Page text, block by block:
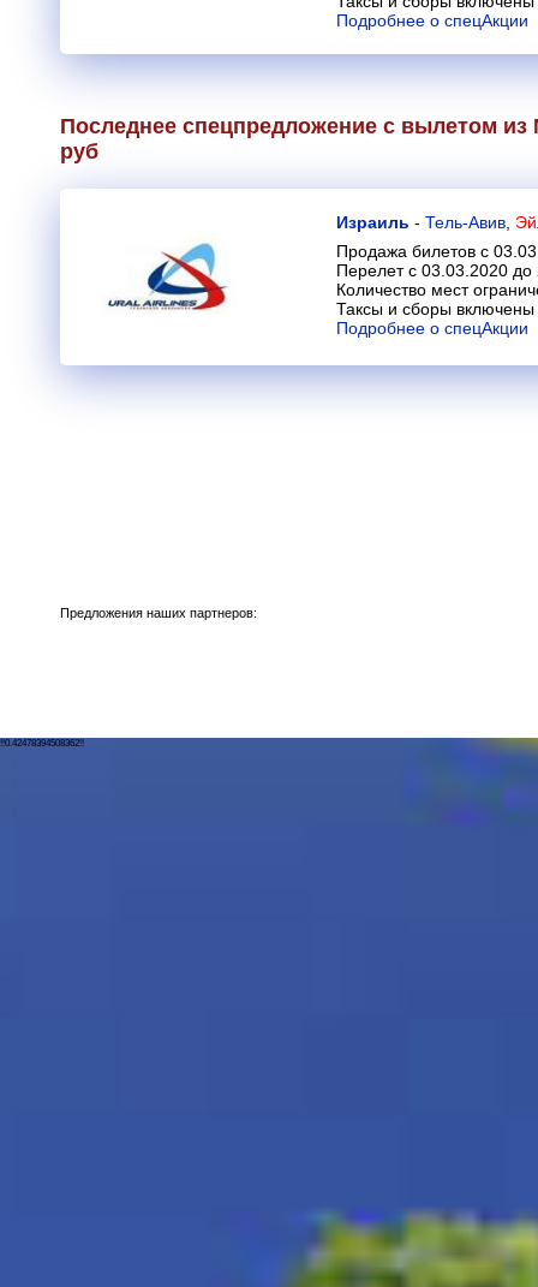
Подробнее о спецАкции
Последнее спецпредложение с вылетом
руб
Израиль - Тель-Авив
Продажа билетов с
Перелет с 03.03.2020 до
Количество мест
Таксы и сборы включены
Подробнее о спецАкции
Предложения наших партнеров:
!!0.42478394508362!!